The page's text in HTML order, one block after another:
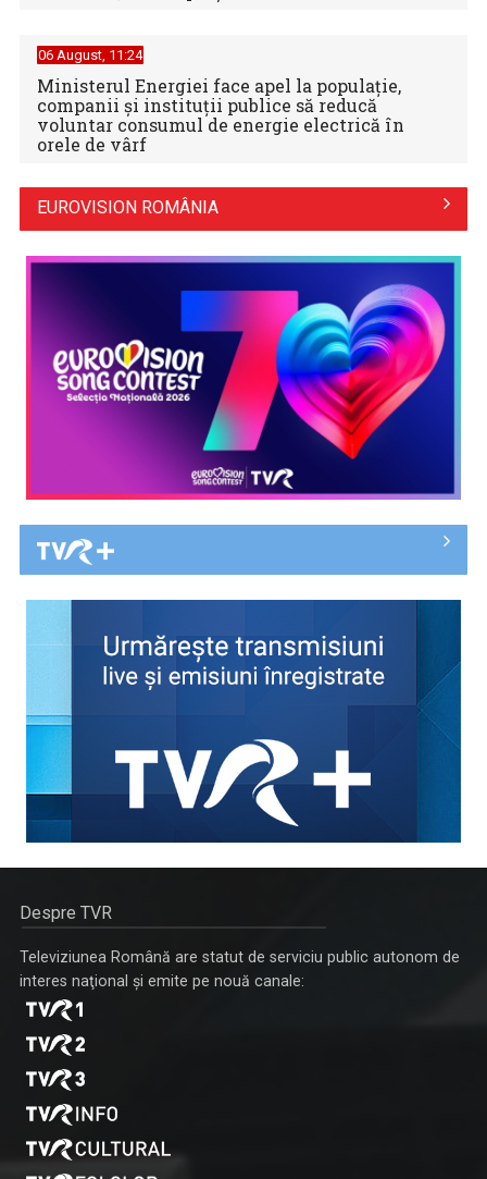
06 August, 11:24
Ministerul Energiei face apel la populație,
companii și instituții publice să reducă
voluntar consumul de energie electrică în
orele de vârf
EUROVISION ROMÂNIA
Despre TVR
Televiziunea Română are statut de serviciu public autonom de
interes naţional şi emite pe nouă canale: